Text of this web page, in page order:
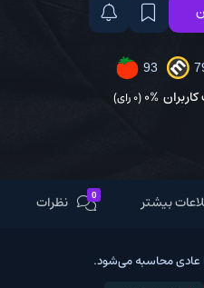
93
0%(0 رای)
بیشتر 0 نظرات
محاسبه می‌شود.